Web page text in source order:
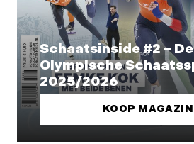
Schaatsinside #2 – De
Olympische
2025/2026
KOOP